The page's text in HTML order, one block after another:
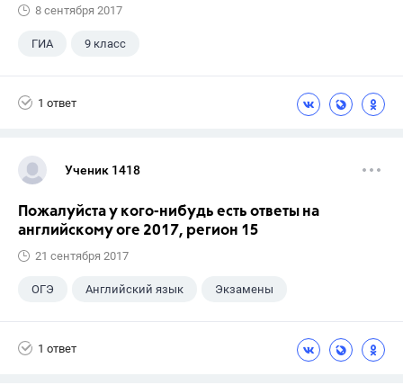
8 сентября 2017
ГИА 9 класс
1 ответ
Ученик 1418
Пожалуйста у кого-нибудь есть ответы на
английскому оге 2017, регион 15
21 сентября 2017
ОГЭ Английский язык Экзамены
1 ответ